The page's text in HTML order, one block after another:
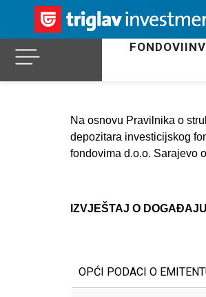
FONDOVI
Na osnovu Pravilnika o
depozitara investicijskog
fondovima d.o.o. Sarajevo
IZVJEŠTAJ O
OPĆI PODACI O